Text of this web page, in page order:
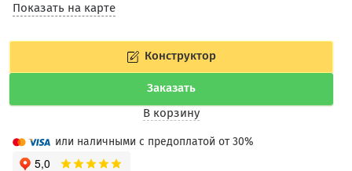
Показать на карте
Конструктор
Заказать
В корзину
или наличными с предоплатой от 30%